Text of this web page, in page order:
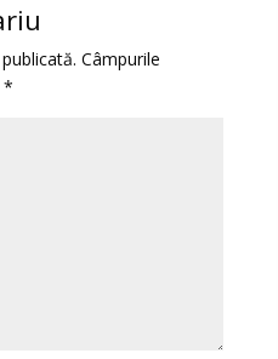
Câmpurile
*